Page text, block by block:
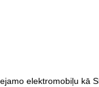
elektromobiļu kā